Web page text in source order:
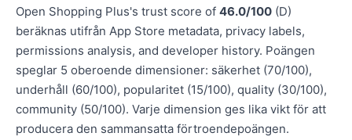
Open Shopping Plus's trust score of 46.0/100 (D)
beräknas utifrån App Store metadata, privacy labels,
permissions analysis, and developer history. Poängen
speglar 5 oberoende dimensioner: säkerhet (70/100),
underhåll (60/100), popularitet (15/100), quality (30/100),
community (50/100). Varje dimension ges lika vikt för att
producera den sammansatta förtroendepoängen.